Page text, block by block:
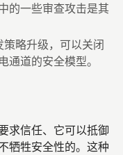
的一些审查攻击是其
略升级，可以关闭
通道的安全模型。
求信任、它可以抵御
牺牲安全性的。这种